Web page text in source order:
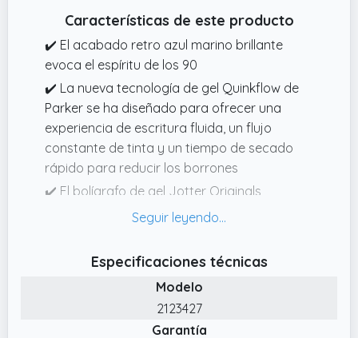
Características de este producto
✔️ El acabado retro azul marino brillante
evoca el espíritu de los 90
✔️ La nueva tecnología de gel Quinkflow de
Parker se ha diseñado para ofrecer una
experiencia de escritura fluida, un flujo
constante de tinta y un tiempo de secado
rápido para reducir los borrones
✔️ El bolígrafo de gel Jotter Originals,
fabricado en Francia con los más altos
✔️ Disfrute del estilo sencillo de líneas limpias
del diseño emblemático de Parker Jotter
Especificaciones técnicas
Modelo
2123427
Garantía